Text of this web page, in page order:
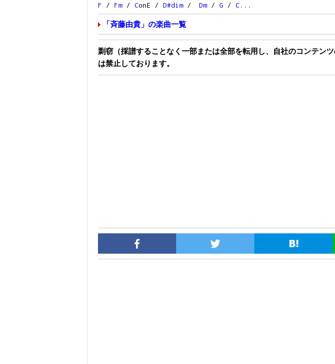
F / Fm / ConE / D#dim / Dm / G / C...
「斉藤由貴」の楽曲一覧
剽窃（採譜することなく一部または全部を転用し、自社のコンテン
は禁止しております。